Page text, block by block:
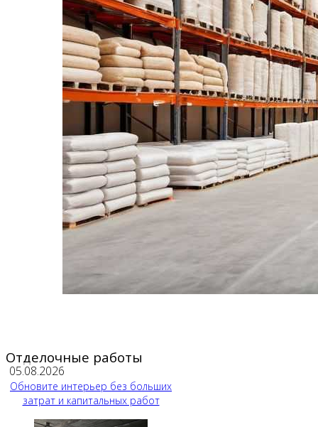
Отделочные работы
05.08.2026
Обновите интерьер без больших
затрат и капитальных работ